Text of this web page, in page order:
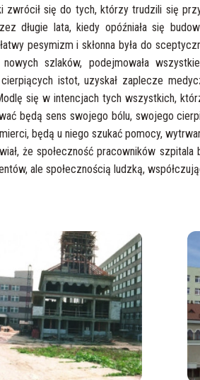
zwrócił się do tych, którzy trudzili się
długie lata, kiedy opóźniała się
pesymizm i skłonna była do
nowych szlaków, podejmowała
istot, uzyskał zaplecze
się w intencjach tych wszystkich,
będą sens swojego bólu, swojego
będą u niego szukać pomocy,
że społeczność pracowników szpitala
ale społecznością ludzką,